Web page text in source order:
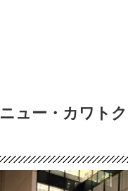
ュー・カワト